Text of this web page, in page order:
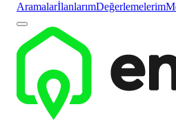
AramalarİlanlarımDeğerlemelerim